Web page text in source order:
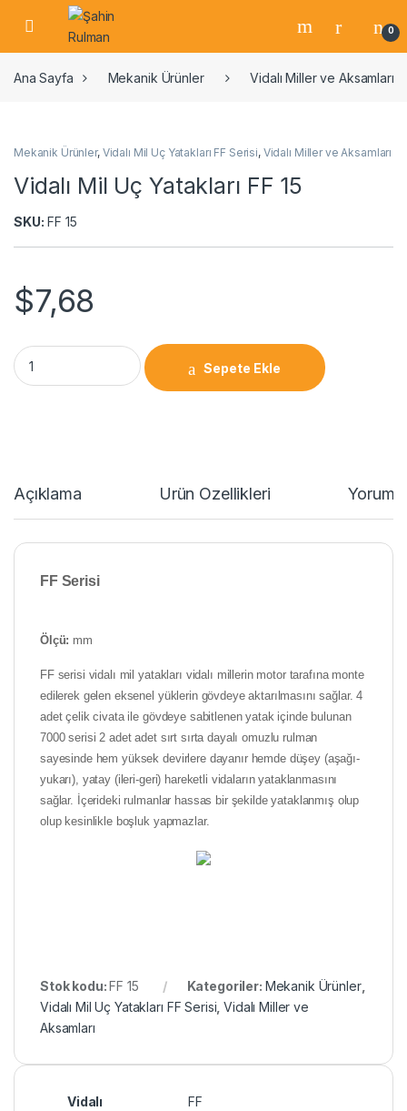
0
Ana Sayfa Mekanik Ürünler Vidalı Miller ve Aksamları
Mekanik Ürünler, Vidalı Mil Uç Yatakları FF Serisi, Vidalı Miller ve Aksamları
Vidalı Mil Uç Yatakları FF 15
SKU: FF 15
$7,68
Sepete Ekle
Açıklama Ürün Özellikleri
FFSerisi
Ölçü: mm
FF serisi vidalı mil yatakları vidalı millerin motor tarafına monte
edilerek gelen eksenel yüklerin gövdeye aktarılmasını sağlar. 4
adet çelik civata ile gövdeye sabitlenen yatak içinde bulunan
7000 serisi 2 adet adet sırt sırta dayalı omuzlu rulman
sayesinde hem yüksek devirlere dayanır hemde düşey (aşağı-
yukarı), yatay (ileri-geri) hareketli vidaların yataklanmasını
sağlar. İçerideki rulmanlar hassas bir şekilde yataklanmış olup
olup kesinlikle boşluk yapmazlar.
Stok kodu:FF 15 Kategoriler: Mekanik Ürünler,
Vidalı Mil Uç Yatakları FF Serisi ,Vidalı Miller ve
Aksamları
Vidalı
FF